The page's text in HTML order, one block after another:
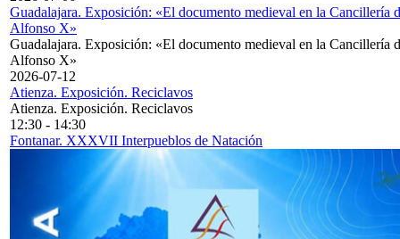
Guadalajara. Exposición: «El documento medieval en la Cancillería
Alfonso X»
Guadalajara. Exposición: «El documento medieval en la Cancillería
Alfonso X»
2026-07-12
Atienza. Exposición. Reciclavos
Atienza. Exposición. Reciclavos
12:30 - 14:30
Fontanar. XXXVII Interpueblos de Natación